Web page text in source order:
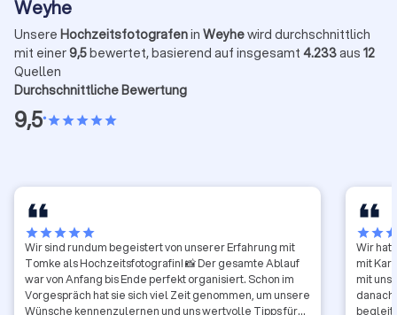
Weyhe
Unsere Hochzeitsfotografenin Weyhewird durchschnittlich
mit einer9,5bewertet, basierend auf insgesamt 4.233aus 12
Quellen
Durchschnittliche Bewertung
9,5•starstarstarstarstar
starstarstarstarstar
Wir sind rundum begeistert von unserer Erfahrung mit
Tomke als Hochzeitsfotografin! 📸 Der gesamte Ablauf
war von Anfang bis Ende perfekt organisiert. Schon im
Vorgespräch hat sie sich viel Zeit genommen, um unsere
Wünsche kennenzulernen und uns wertvolle Tipps für
starstar
Wir
mit
mit uns